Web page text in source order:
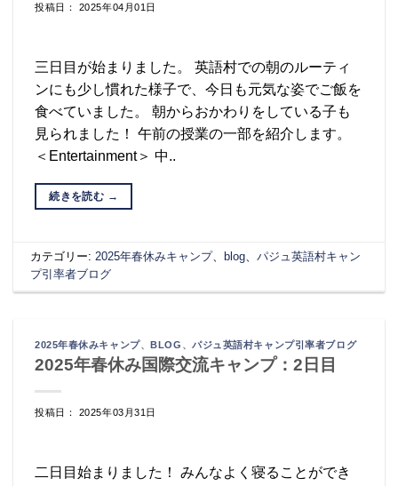
投稿日： 2025年04月01日
三日目が始まりました。 英語村での朝のルーティ
ンにも少し慣れた様子で、今日も元気な姿でご飯を
食べていました。 朝からおかわりをしている子も
見られました！ 午前の授業の一部を紹介します。
＜Entertainment＞ 中..
続きを読む →
カテゴリー: 2025年春休みキャンプ、 blog 、パジュ英語村キャン
プ引率者ブログ
2025年春休みキャンプ、BLOG 、パジュ英語村キャンプ引率者ブログ
2025年春休み国際交流キャンプ：2日目
投稿日： 2025年03月31日
二日目始まりました！ みんなよく寝ることができ